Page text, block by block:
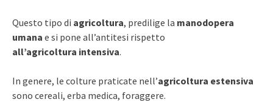
Questo tipo di agricoltura, predilige la manodopera
umana e si pone all’antitesi rispetto
all’agricoltura intensiva.
In genere, le colture praticate nell’agricoltura estensiva
sono cereali, erba medica, foraggere.